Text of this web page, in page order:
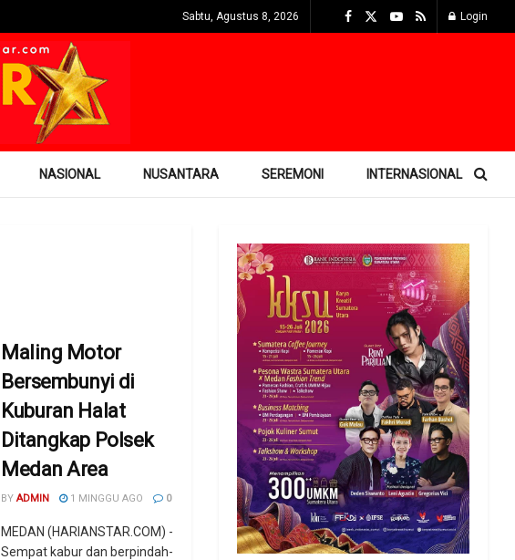
Sabtu, Agustus 8, 2026 Login
NASIONAL NUSANTARA SEREMONI INTERNASIONAL
Maling Motor
Bersembunyi di
Kuburan Halat
Ditangkap Polsek
Medan Area
BY ADMIN 1 MINGGU AGO 0
MEDAN (HARIANSTAR.COM) -
Sempat kabur dan berpindah-